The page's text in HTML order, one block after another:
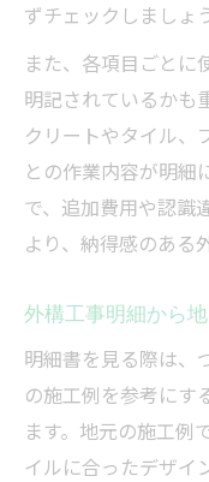
ずチェックしましょ
また、各項目ごとに
明記されているかも
クリートやタイル、
との作業内容が明細
で、追加費用や認識
より、納得感のある
外構工事明細から
明細書を見る際は、
の施工例を参考にす
ます。地元の施工例
イルに合ったデザイ